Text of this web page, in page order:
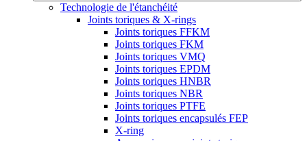
Technologie de l'étanchéité
Joints toriques & X-rings
Joints toriques FFKM
Joints toriques FKM
Joints toriques VMQ
Joints toriques EPDM
Joints toriques HNBR
Joints toriques NBR
Joints toriques PTFE
Joints toriques encapsulés FEP
X-ring